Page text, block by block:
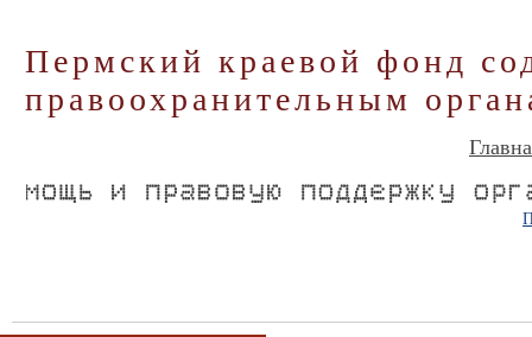
Пермский краевой фонд
правоохранительным